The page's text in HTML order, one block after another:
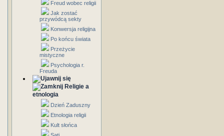
Freud wobec religii
Jak zostać
przywódcą sekty
Konwersja religijna
Po końcu świata
Przeżycie
mistyczne
Psychologia r.
Freuda
Religie a
etnologia
Dzień Zaduszny
Etnologia religii
Kult słońca